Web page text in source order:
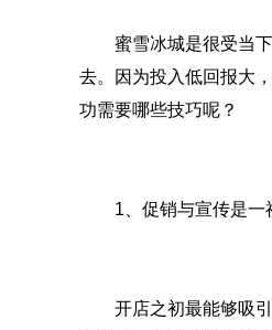
蜜雪冰城是很受当下
去。因为投入低回报大
功需要哪些技巧呢？
1、促销与宣传是一
开店之初最能够吸引